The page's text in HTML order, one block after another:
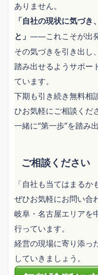
ありません。
「自社の現状に気づき
と」 ――これこそが出発
その気づきを引き出し
踏み出せるようサポー
ています。
下期も引き続き無料相
ひお気軽にご相談くだ
一緒に“第一歩”を踏み
ご相談ください
「自社も当てはまるか
ぜひお気軽にお問い合
岐阜・名古屋エリアを
行っています。
経営の現場に寄り添っ
していきましょう。